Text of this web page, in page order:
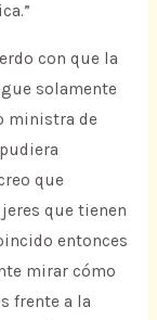
con que la
solamente
ministra de
que
que tienen
entonces
mirar cómo
frente a la